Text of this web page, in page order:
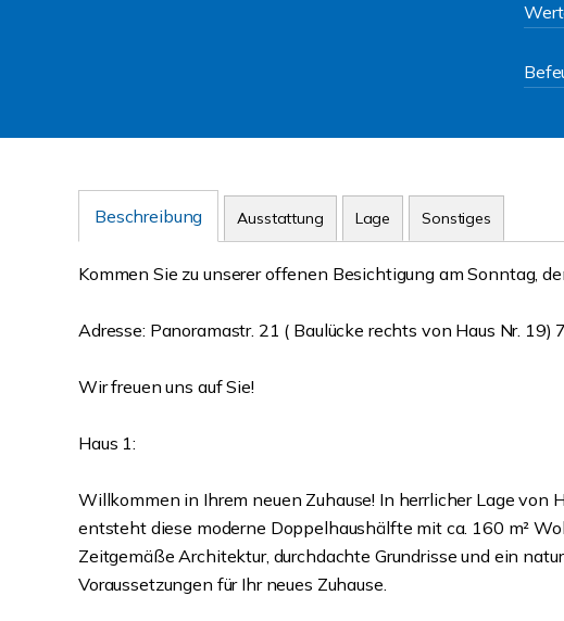
Beschreibung Ausstattung Lage Sonstiges
Kommen Sie zu unserer offenen Besichtigung am Sonntag,
Adresse: Panoramastr. 21 ( Baulücke rechts von Haus Nr. 19)
Wir freuen uns auf Sie!
Haus 1:
Willkommen in Ihrem neuen Zuhause! In herrlicher Lage von
entsteht diese moderne Doppelhaushälfte mit ca. 160 m²
Zeitgemäße Architektur, durchdachte Grundrisse und ein
Voraussetzungen für Ihr neues Zuhause.